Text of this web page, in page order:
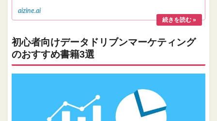
aizine.ai
初心者向けデータドリブンマーケティング
のおすすめ書籍3選